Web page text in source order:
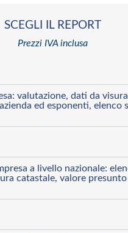
SCEGLI IL REPORT
Prezzi IVA inclusa
valutazione, dati da
ed esponenti, elenco
a livello nazionale:
catastale, valore presunto